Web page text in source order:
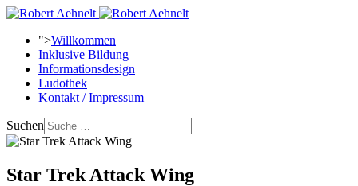
">Willkommen
Inklusive Bildung
Informationsdesign
Ludothek
Kontakt / Impressum
Suchen
Star Trek Attack Wing